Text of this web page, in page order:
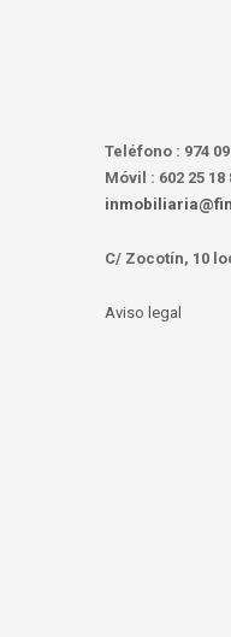
Teléfono : 974
Móvil : 602 25 18
C/ Zocotín, 10
Aviso legal